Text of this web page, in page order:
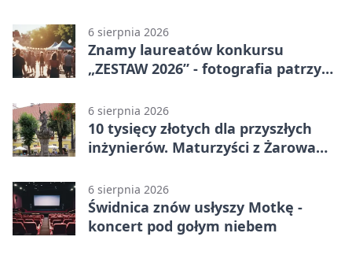
6 sierpnia 2026
Znamy laureatów konkursu
„ZESTAW 2026” - fotografia patrzy
6 sierpnia 2026
10 tysięcy złotych dla przyszłych
inżynierów. Maturzyści z Żarowa
6 sierpnia 2026
Świdnica znów usłyszy Motkę -
koncert pod gołym niebem